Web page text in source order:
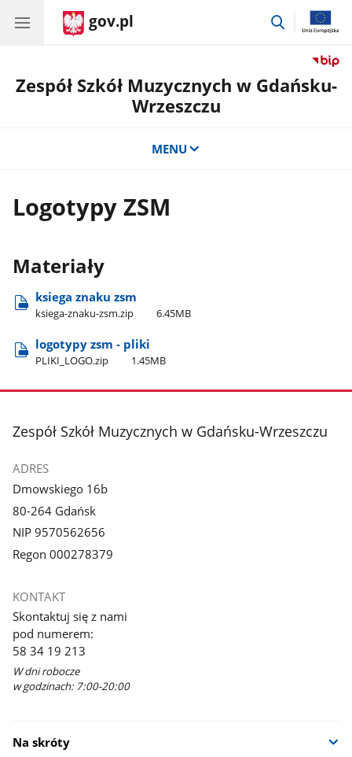
gov.pl
przejdź
Zespół Szkół Muzycznych w Gdańsku-
Wrzeszczu
MENU
Logotypy ZSM
Materiały
ksiega znaku zsm
ksiega-znaku-zsm.zip 6.45MB
logotypy zsm - pliki
PLIKI​_LOGO.zip 1.45MB
stopka
Zespół Szkół Muzycznych w Gdańsku-Wrzeszczu
ADRES
Dmowskiego 16b
80-264 Gdańsk
NIP 9570562656
Regon 000278379
KONTAKT
Skontaktuj się z nami
pod numerem:
58 34 19 213
W dni robocze
w godzinach: 7:00-20:00
Na skróty